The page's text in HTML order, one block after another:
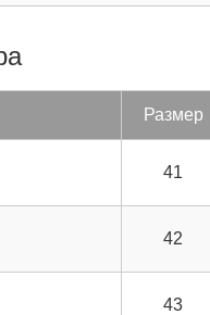
Раз­мер
41
42
43